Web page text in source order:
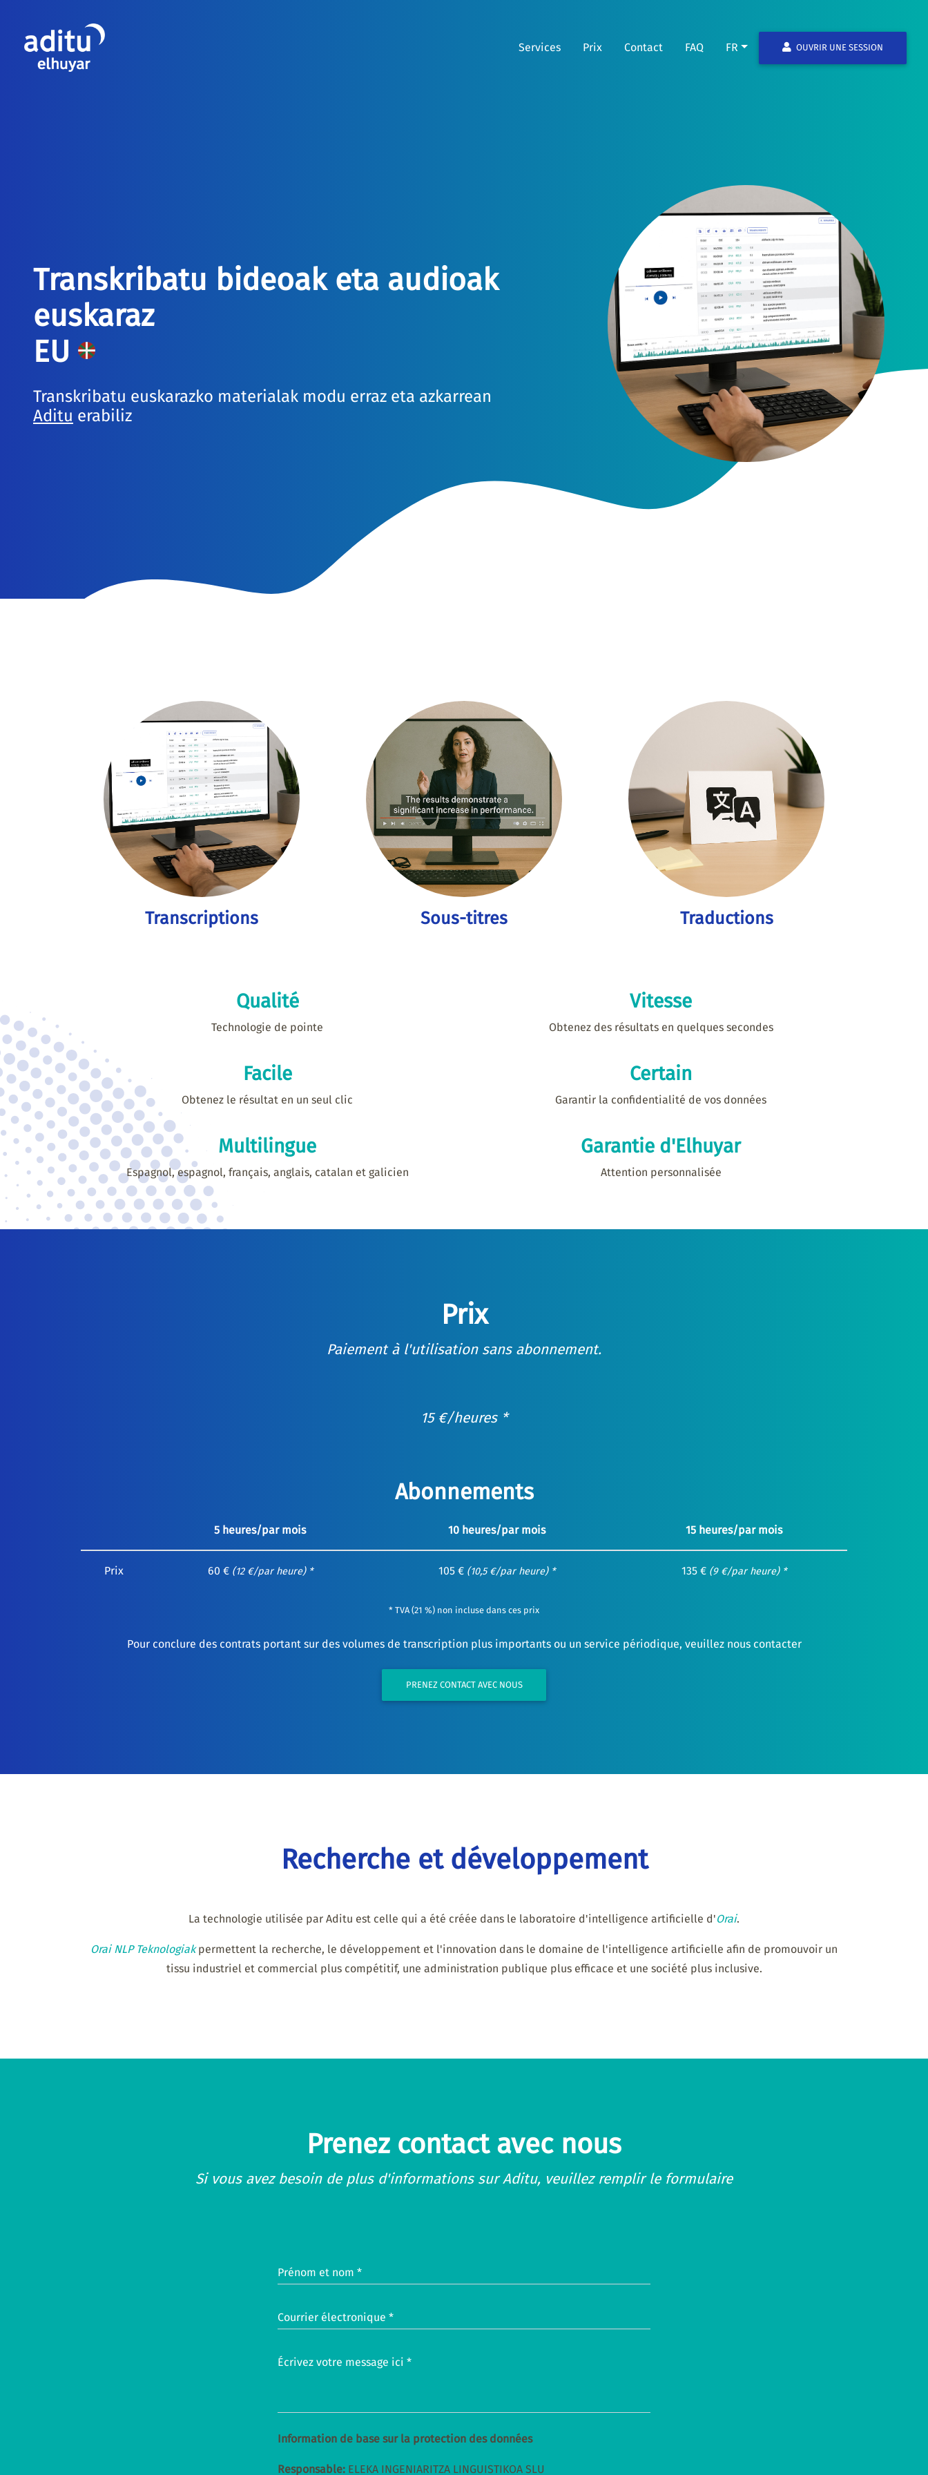
Services Prix Contact FAQ FR OUVRIR UNE SESSION
Transkribatu bideoak eta audioak
euskaraz
EU
Transkribatu euskarazko materialak modu erraz eta azkarrean
Aditu erabiliz
Transcriptions Sous-titres Traductions
Qualité
Technologie de pointe
Vitesse
Obtenez des résultats en quelques secondes
Facile
Obtenez le résultat en un seul clic
Certain
Garantir la confidentialité de vos données
Multilingue
Espagnol, espagnol, français, anglais, catalan et galicien
Garantie d'Elhuyar
Attention personnalisée
Prix
Paiement à l'utilisation sans abonnement.
15 €/heures *
Abonnements
5 heures/par mois 10 heures/par mois 15 heures/par mois
Prix 60 € (12 €/par heure) * 105 € (10,5 €/par heure) * 135 € (9 €/par heure) *
* TVA (21 %) non incluse dans ces prix
Pour conclure des contrats portant sur des volumes de transcription plus importants ou un service périodique, veuillez nous contacter
PRENEZ CONTACT AVEC NOUS
Recherche et développement
La technologie utilisée par Aditu est celle qui a été créée dans le laboratoire d'intelligence artificielle d'Orai.
Orai NLP Teknologiakpermettent la recherche, le développement et l'innovation dans le domaine de l'intelligence artificielle afin de promouvoir un
tissu industriel et commercial plus compétitif, une administration publique plus efficace et une société plus inclusive.
Prenez contact avec nous
Si vous avez besoin de plus d'informations sur Aditu, veuillez remplir le formulaire
Prénom et nom *
Courrier électronique *
Écrivez votre message ici *
Information de base sur la protection des données
Responsable: ELEKA INGENIARITZA LINGUISTIKOA SLU